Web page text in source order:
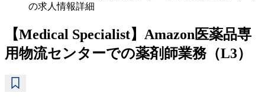
の求人情報詳細
【Medical Specialist】Amazon医薬品専
用物流センターでの薬剤師業務（L3）